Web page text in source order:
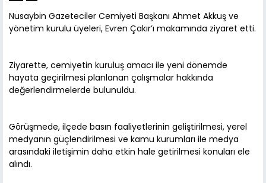
Nusaybin Gazeteciler Cemiyeti Başkanı Ahmet Akkuş ve
yönetim kurulu üyeleri, Evren Çakır’ı makamında ziyaret etti.
Ziyarette, cemiyetin kuruluş amacı ile yeni dönemde
hayata geçirilmesi planlanan çalışmalar hakkında
değerlendirmelerde bulunuldu.
Görüşmede, ilçede basın faaliyetlerinin geliştirilmesi, yerel
medyanın güçlendirilmesi ve kamu kurumları ile medya
arasındaki iletişimin daha etkin hale getirilmesi konuları ele
alındı.